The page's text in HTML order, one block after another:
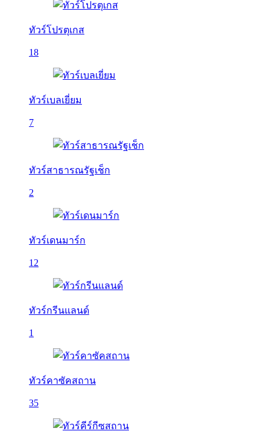
ทัวร์โปรตุเกส
18
ทัวร์เบลเยี่ยม
7
ทัวร์สาธารณรัฐเช็ก
2
ทัวร์เดนมาร์ก
12
ทัวร์กรีนแลนด์
1
ทัวร์คาซัคสถาน
35